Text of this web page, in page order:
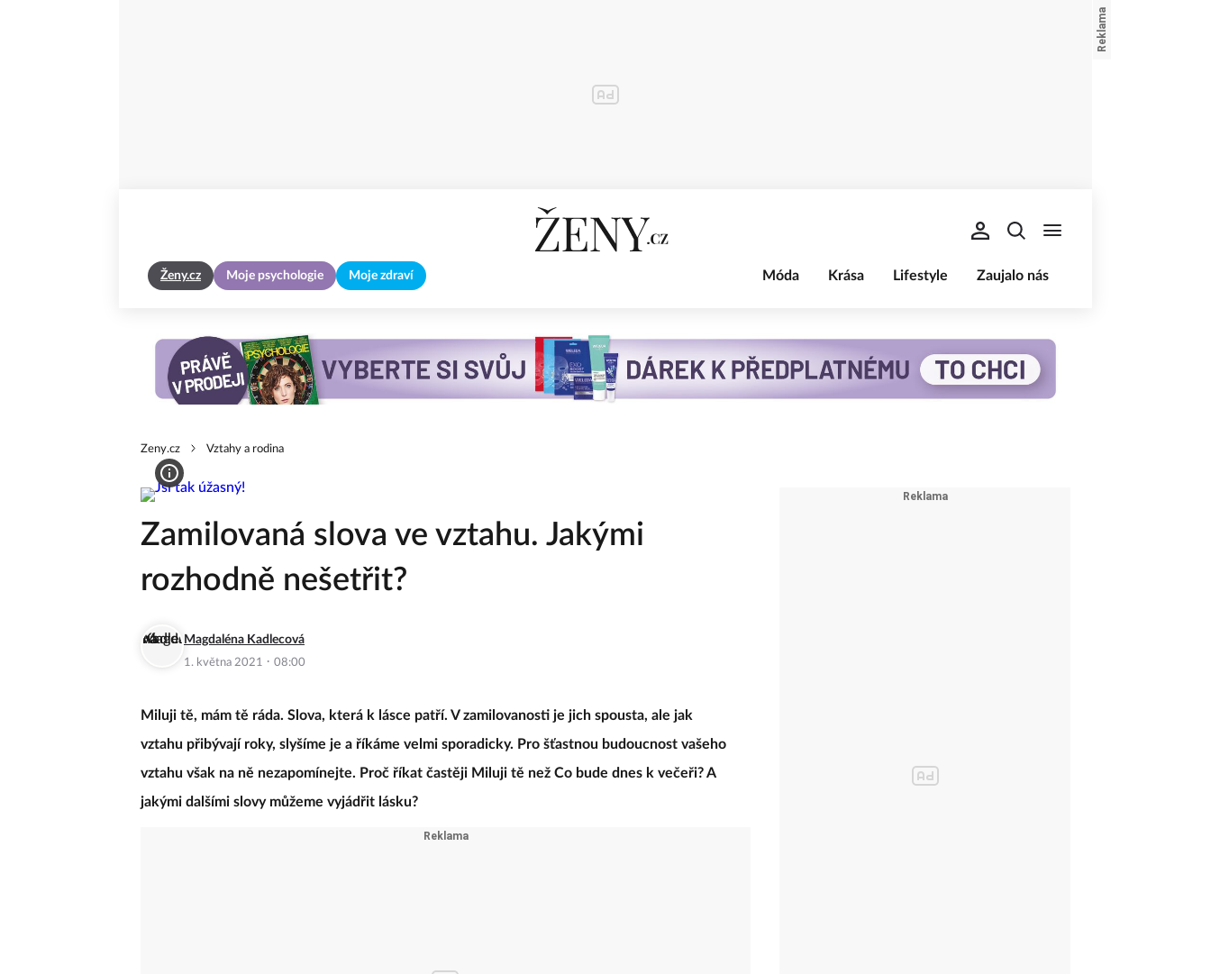
Ženy.cz Moje psychologie Moje zdraví Móda Krása Lifestyle Zaujalo nás
Zeny.cz Vztahy a rodina
Zamilovaná slova ve vztahu. Jakými
rozhodně nešetřit?
Magdaléna Kadlecová
1. května 2021 · 08:00
Miluji tě, mám tě ráda. Slova, která k lásce patří. V zamilovanosti je jich spousta, ale jak
vztahu přibývají roky, slyšíme je a říkáme velmi sporadicky. Pro šťastnou budoucnost vašeho
vztahu však na ně nezapomínejte. Proč říkat častěji Miluji tě než Co bude dnes k večeři? A
jakými dalšími slovy můžeme vyjádřit lásku?